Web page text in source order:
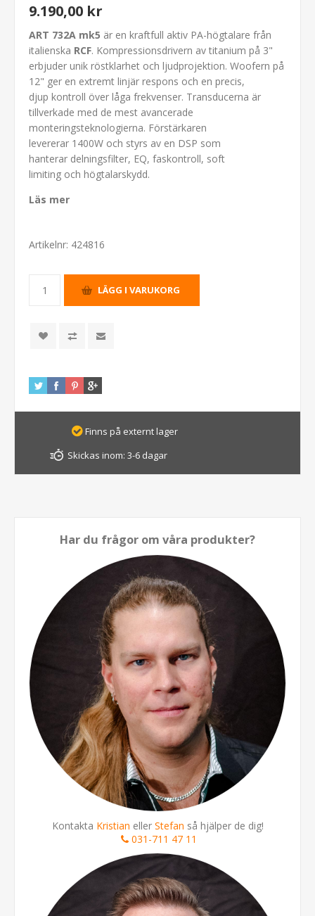
9.190,00 kr
ART 732A mk5 är en kraftfull aktiv PA-högtalare från
italienska RCF. Kompressionsdrivern av titanium på 3"
erbjuder unik röstklarhet och ljudprojektion. Woofern på
12" ger en extremt linjär respons och en precis,
djup kontroll över låga frekvenser. Transducerna är
tillverkade med de mest avancerade
monteringsteknologierna. Förstärkaren
levererar 1400W och styrs av en DSP som
hanterar delningsfilter, EQ, faskontroll, soft
limiting och högtalarskydd.
Läs mer
Artikelnr: 424816
Finns på externt lager
Skickas inom: 3-6 dagar
Har du frågor om våra produkter?
Kontakta Kristian eller Stefan så hjälper de dig!
031-711 47 11